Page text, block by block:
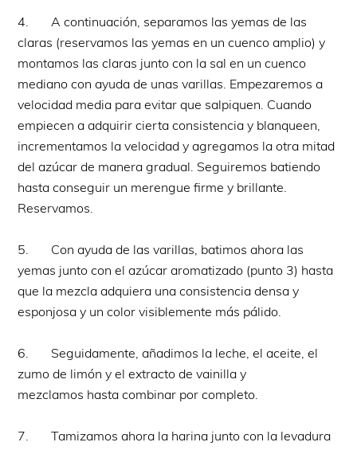
4. A continuación, separamos las yemas de las
claras (reservamos las yemas en un cuenco amplio) y
montamos las claras junto con la sal en un cuenco
mediano con ayuda de unas varillas. Empezaremos a
velocidad media para evitar que salpiquen. Cuando
empiecen a adquirir cierta consistencia y blanqueen,
incrementamos la velocidad y agregamos la otra mitad
del azúcar de manera gradual. Seguiremos batiendo
hasta conseguir un merengue firme y brillante.
Reservamos.
5. Con ayuda de las varillas, batimos ahora las
yemas junto con el azúcar aromatizado (punto 3) hasta
que la mezcla adquiera una consistencia densa y
esponjosa y un color visiblemente más pálido.
6. Seguidamente, añadimos la leche, el aceite, el
zumo de limón y el extracto de vainilla y
mezclamos hasta combinar por completo.
7. Tamizamos ahora la harina junto con la levadura